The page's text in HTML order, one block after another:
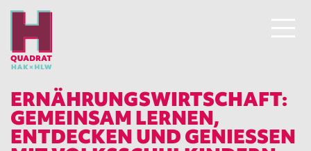
ERNÄHRUNGSWIRTSCHAFT:
GEMEINSAM LERNEN,
ENTDECKEN UND GENIESSEN M